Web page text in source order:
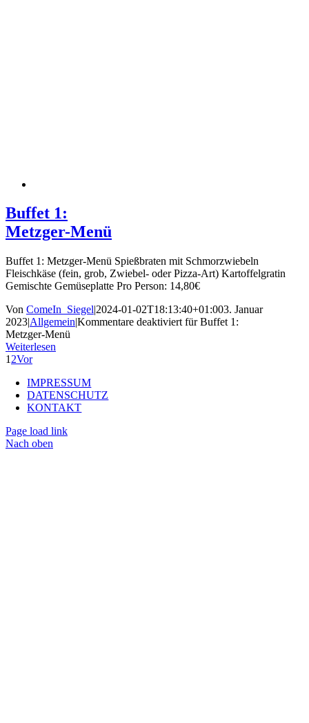
Buffet 1:
Metzger-Menü
Buffet 1: Metzger-Menü Spießbraten mit Schmorzwiebeln
Fleischkäse (fein, grob, Zwiebel- oder Pizza-Art) Kartoffelgratin
Gemischte Gemüseplatte Pro Person: 14,80€
Von ComeIn_Siegel|2024-01-02T18:13:40+01:003. Januar
2023|Allgemein|Kommentare deaktiviert für Buffet 1:
Metzger-Menü
Weiterlesen
1 2Vor
IMPRESSUM
DATENSCHUTZ
KONTAKT
Page load link
Nach oben